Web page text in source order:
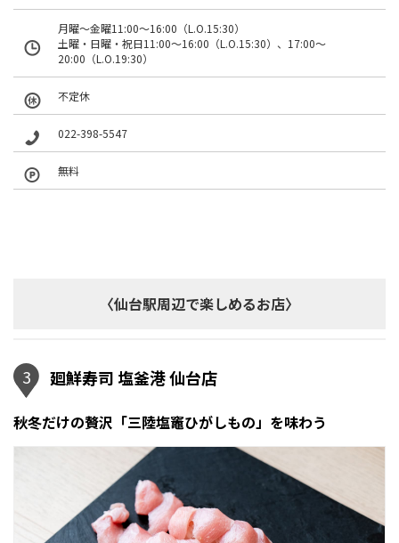
月曜～金曜11:00～16:00（L.O.15:30）
土曜・日曜・祝日11:00～16:00（L.O.15:30）、17:00～
20:00（L.O.19:30）
不定休
022-398-5547
無料
〈仙台駅周辺で楽しめるお店〉
3 廻鮮寿司 塩釜港 仙台店
秋冬だけの贅沢「三陸塩竈ひがしもの」を味わう